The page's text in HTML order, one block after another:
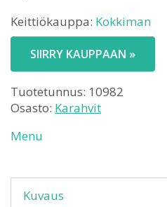
Keittiökauppa: Kokkiman
SIIRRY KAUPPAAN »
Tuotetunnus: 10982
Osasto: Karahvit
Menu
Kuvaus